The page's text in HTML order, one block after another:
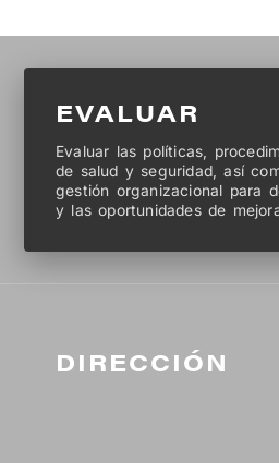
EVALUAR
Evaluar las políticas,
de salud y seguridad, así
gestión organizacional para
y las oportunidades de
DIRECCIÓN